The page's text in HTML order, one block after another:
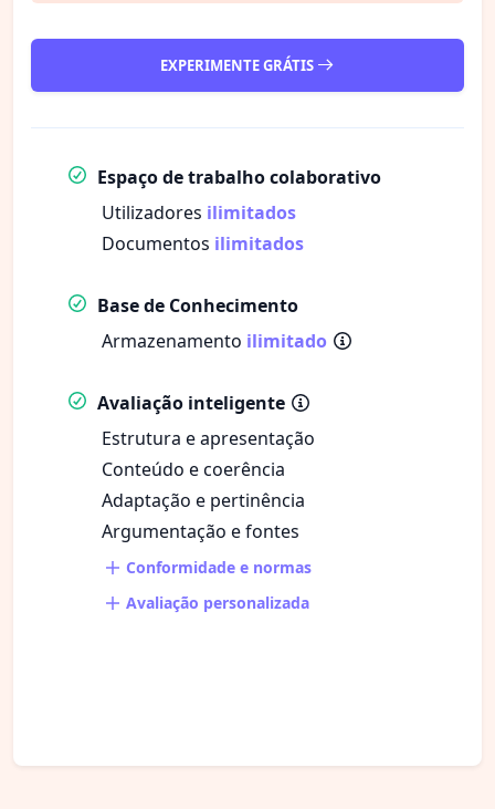
EXPERIMENTE GRÁTIS
Espaço de trabalho colaborativo
Utilizadores ilimitados
Documentos ilimitados
Base de Conhecimento
Armazenamento ilimitado
Avaliação inteligente
Estrutura e apresentação
Conteúdo e coerência
Adaptação e pertinência
Argumentação e fontes
Conformidade e normas
Avaliação personalizada